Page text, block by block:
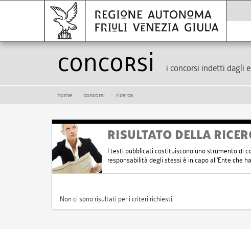
Concorsi i concorsi indetti dagli
home concorsi ricerca
RISULTATO DELLA
I testi pubblicati costituiscono uno strumento di
responsabilità degli stessi è in capo all'Ente che
Non ci sono risultati per i criteri richiesti.